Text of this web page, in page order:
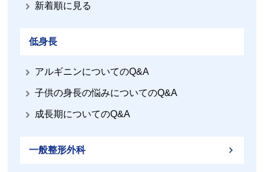
新着順に見る
低身長
アルギニンについてのQ&A
子供の身長の悩みについてのQ&A
成長期についてのQ&A
一般整形外科